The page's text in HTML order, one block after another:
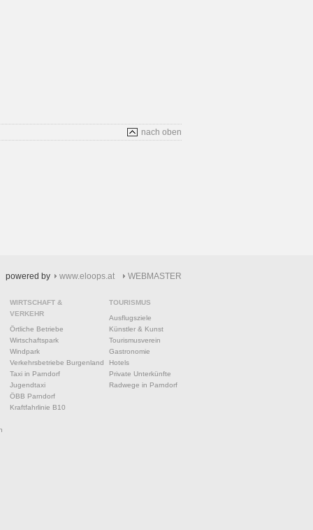
nach oben
powered by www.eloops.at WEBMASTER
WIRTSCHAFT &
VERKEHR
Örtliche Betriebe
Wirtschaftspark
Windpark
Verkehrsbetriebe Burgenland
Taxi in Parndorf
Jugendtaxi
ÖBB Parndorf
Kraftfahrlinie B10
TOURISMUS
Ausflugsziele
Künstler & Kunst
Tourismusverein
Gastronomie
Hotels
Private Unterkünfte
Radwege in Parndorf